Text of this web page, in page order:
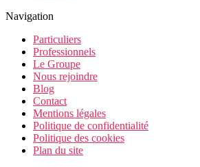
Navigation
Particuliers
Professionnels
Le Groupe
Nous rejoindre
Blog
Contact
Mentions légales
Politique de confidentialité
Politique des cookies
Plan du site